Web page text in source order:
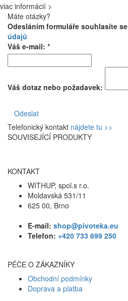
viac informácií >
Máte otázky?
Odesláním formuláře souhlasíte se
údajů
Váš e-mail: *
Váš dotaz nebo požadavek:
Odeslat
Telefonický kontakt nájdete tu >>
SOUVISEJÍCÍ PRODUKTY
KONTAKT
WITHUP, spol.s r.o.
Moldavská 531/11
625 00, Brno
E-mail: shop@pivoteka.eu
Telefon: +420 733 699 250
PÉČE O ZÁKAZNÍKY
Obchodní podmínky
Doprava a platba